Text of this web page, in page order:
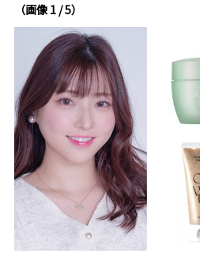
（画像 1 / 5）